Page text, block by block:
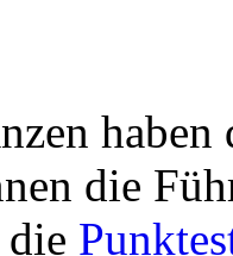
die
die